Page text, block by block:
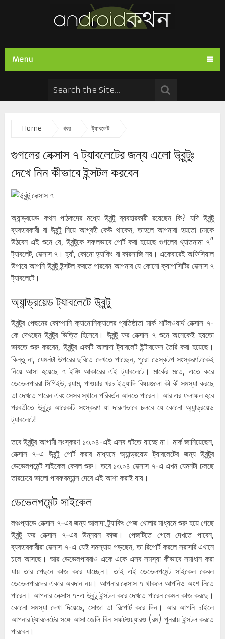
Menu
Home খবর ট্যাবলেট
গুগলের নেক্সাস ৭ ট্যাবলেটের জন্য এলো উবুন্টুঃ
দেখে নিন কীভাবে ইন্সটল করবেন
অ্যান্ড্রয়েড কথন পাঠকদের মধ্যে উবুন্টু ব্যবহারকারী রয়েছেন কি? যদি উবুন্টু
ব্যবহারকারী বা উবুন্টু নিয়ে আগ্রহী কেউ থাকেন, তাহলে আপনারা হয়তো চমকে
উঠবেন এই শুনে যে, উবুন্টুকে সফলভাবে পোর্ট করা হয়েছে গুগলের খ্যাতনামা ৭”
ট্যাবলেট, নেক্সাস ৭। হ্যাঁ, কোনো হ্যাকিং বা কারসাজি নয়। একেবারেই অফিসিয়াল
উপায়ে আপনি উবুন্টু ইন্সটল করতে পারবেন আপনার যে কোনো ক্যাপাসিটির নেক্সাস ৭
ট্যাবলেটে।
অ্যান্ড্রয়েড ট্যাবলেটে উবুন্টু
উবুন্টুর পেছনের কোম্পানি ক্যানোনিক্যালের প্রতিষ্ঠাতা মার্ক শাটলওয়ার্থ নেক্সাস ৭-
কে দেখছেন উবুন্টুর ভিত্তি হিসেবে। উবুন্টু ফর নেক্সাস ৭ শুনে অনেকেই হয়তো
ভাবতে শুরু করবেন, উবুন্টুর একটি আলাদা ট্যাবলেট ইন্টারফেস তৈরি করা হয়েছে।
কিন্তু না, যেমনটা উপরের ছবিতে দেখতে পাচ্ছেন, পুরো ডেস্কটপ সংস্করণটাকেই
নিয়ে আসা হয়েছে ৭ ইঞ্চি আকারের এই ট্যাবলেটে। মার্কের মতে, এতে করে
ডেভেলপাররা সিপিইউ, র‌্যাম, পাওয়ার খরচ ইত্যাদি বিষয়গুলো কী কী সমস্যা করছে
তা দেখতে পারেন এবং সেসব স্থানে পরিবর্তন আনতে পারেন। আর এর ফলাফল হবে
পরবর্তীতে উবুন্টুর আরেকটি সংস্করণ যা দারুণভাবে চলবে যে কোনো অ্যান্ড্রয়েড
ট্যাবলেটে!
তবে উবুন্টুর আগামী সংস্করণ ১৩.০৪-এই এসব ঘটতে যাচ্ছে না। মার্ক জানিয়েছেন,
নেক্সাস ৭-এ উবুন্টু পোর্ট করার মাধ্যমে অ্যান্ড্রয়েড ট্যাবলেটের জন্য উবুন্টুর
ডেভেলপমেন্ট সাইকেল কেবল শুরু। তবে ১৩.০৪ নেক্সাস ৭-এ এখন যেমনটা চলছে
তারচেয়ে ভালো পারফরম্যান্স দেবে এই আশা করাই যায়।
ডেভেলপমেন্ট সাইকেল
লঞ্চপ্যাডে নেক্সাস ৭-এর জন্য আলাদা ট্র্যাকিং পেজ খোলার মাধ্যমে শুরু হয়ে গেছে
উবুন্টু ফর নেক্সাস ৭-এর উন্নয়ন কাজ। পেজটিতে গেলে দেখতে পাবেন,
ব্যবহারকারীরা নেক্সাস ৭-এ যেই সমস্যায় পড়ছেন, তা রিপোর্ট করলে সরাসরি এখানে
চলে আসছে। আর ডেভেলপাররাও একে একে এসব সমস্যা কীভাবে সমাধান করা
যায় তার পেছনে কাজ করে যাচ্ছেন। তাই এই ডেভেলপমেন্ট সাইকেল কেবল
ডেভেলপারদের একার অবদান নয়। আপনার নেক্সাস ৭ থাকলে আপনিও অংশ নিতে
পারেন। আপনার নেক্সাস ৭-এ উবুন্টু ইন্সটল করে দেখতে পারেন কেমন কাজ করছে।
কোনো সমস্যা দেখা দিয়েছে, সোজা তা রিপোর্ট করে দিন। আর আপনি চাইলে
আপনার ট্যাবলেটের সঙ্গে আসা জেলি বিন সফটওয়্যারও (রম) পুনরায় ইন্সটল করতে
পারবেন।